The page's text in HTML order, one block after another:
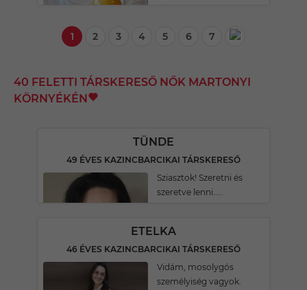
1 2 3 4 5 6 7
40 FELETTI TÁRSKERESŐ NŐK MARTONYI
KÖRNYÉKÉN
TÜNDE
49 ÉVES KAZINCBARCIKAI TÁRSKERESŐ
Sziasztok! Szeretni és
szeretve lenni.....
ETELKA
46 ÉVES KAZINCBARCIKAI TÁRSKERESŐ
Vidám, mosolygós
személyiség vagyok.